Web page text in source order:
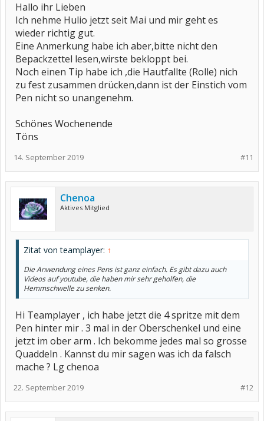
Hallo ihr Lieben
Ich nehme Hulio jetzt seit Mai und mir geht es
wieder richtig gut.
Eine Anmerkung habe ich aber,bitte nicht den
Bepackzettel lesen,wirste bekloppt bei.
Noch einen Tip habe ich ,die Hautfallte (Rolle) nich
zu fest zusammen drücken,dann ist der Einstich vom
Pen nicht so unangenehm.
Schönes Wochenende
Töns
#11
14. September 2019
Chenoa
Aktives Mitglied
Zitat von teamplayer: ↑
Die Anwendung eines Pens ist ganz einfach. Es gibt dazu auch
Videos auf youtube, die haben mir sehr geholfen, die
Hemmschwelle zu senken.
Hi Teamplayer , ich habe jetzt die 4 spritze mit dem
Pen hinter mir . 3 mal in der Oberschenkel und eine
jetzt im ober arm . Ich bekomme jedes mal so grosse
Quaddeln . Kannst du mir sagen was ich da falsch
mache ? Lg chenoa
#12
22. September 2019